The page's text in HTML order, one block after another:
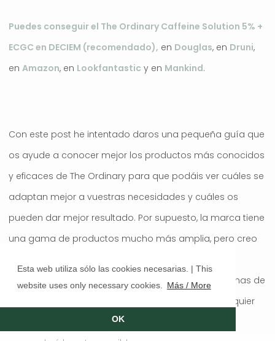
Esta web utiliza sólo las cookies necesarias. | This
website uses only necessary cookies.
Más / More
OK
Puedes conseguir el The Ordinary Caffeine Solution 5% +
ECGC en DECIEM (recomendado), en Douglas, en Druni,
en Amazon, en Lookfantastic y en Mankind.
Con este post he intentado daros una pequeña guía que
os ayude a conocer mejor los productos más conocidos
y eficaces de The Ordinary para que podáis ver cuáles se
adaptan mejor a vuestras necesidades y cuáles os
pueden dar mejor resultado. Por supuesto, la marca tiene
una gama de productos mucho más amplia, pero creo
conocerla y empezar a incorporarla a vuestras rutinas de
belleza. Por supuesto, como siempre, si tienes cualquier
duda no dudes en dejarme un comentario y te